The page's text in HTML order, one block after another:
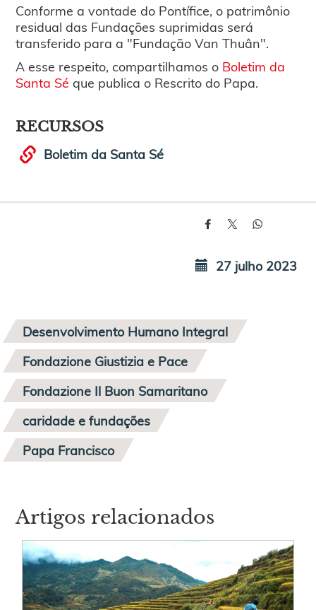
Conforme a vontade do Pontífice, o patrimônio
residual das Fundações suprimidas será
transferido para a "Fundação Van Thuân".
A esse respeito, compartilhamos o Boletim da
Santa Sé que publica o Rescrito do Papa.
RECURSOS
Boletim da Santa Sé
27 julho 2023
Desenvolvimento Humano Integral
Fondazione Giustizia e Pace
Fondazione Il Buon Samaritano
caridade e fundações
Papa Francisco
Artigos relacionados